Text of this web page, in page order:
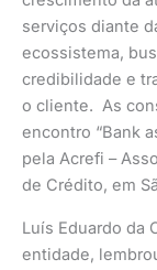
serviços diante
ecossistema,
credibilidade e
o cliente. As
encontro “Bank
pela Acrefi –
de Crédito, em
Luís Eduardo da
entidade,